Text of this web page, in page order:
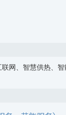
网、智慧供热、